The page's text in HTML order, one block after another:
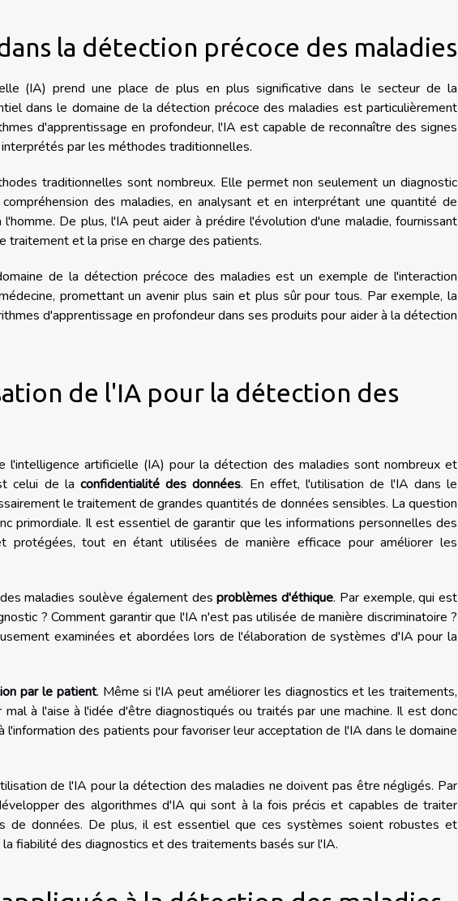
la détection précoce des maladies
(IA) prend une place de plus en plus significative dans le secteur de la
dans le domaine de la détection précoce des maladies est particulièrement
d'apprentissage en profondeur, l'IA est capable de reconnaître des signes
par les méthodes traditionnelles.
traditionnelles sont nombreux. Elle permet non seulement un diagnostic
des maladies, en analysant et en interprétant une quantité de
De plus, l'IA peut aider à prédire l'évolution d'une maladie, fournissant
traitement et la prise en charge des patients.
de la détection précoce des maladies est un exemple de l'interaction
promettant un avenir plus sain et plus sûr pour tous. Par exemple, la
d'apprentissage en profondeur dans ses produits pour aider à la détection
de l'IA pour la détection des
l'intelligence artificielle (IA) pour la détection des maladies sont nombreux et
celui de la confidentialité des données. En effet, l'utilisation de l'IA dans le
le traitement de grandes quantités de données sensibles. La question
primordiale. Il est essentiel de garantir que les informations personnelles des
protégées, tout en étant utilisées de manière efficace pour améliorer les
maladies soulève également desproblèmes d'éthique. Par exemple, qui est
? Comment garantir que l'IA n'est pas utilisée de manière discriminatoire ?
examinées et abordées lors de l'élaboration de systèmes d'IA pour la
par le patient. Même si l'IA peut améliorer les diagnostics et les traitements,
à l'aise à l'idée d'être diagnostiqués ou traités par une machine. Il est donc
l'information des patients pour favoriser leur acceptation de l'IA dans le domaine
de l'IA pour la détection des maladies ne doivent pas être négligés. Par
des algorithmes d'IA qui sont à la fois précis et capables de traiter
de données. De plus, il est essentiel que ces systèmes soient robustes et
fiabilité des diagnostics et des traitements basés sur l'IA.